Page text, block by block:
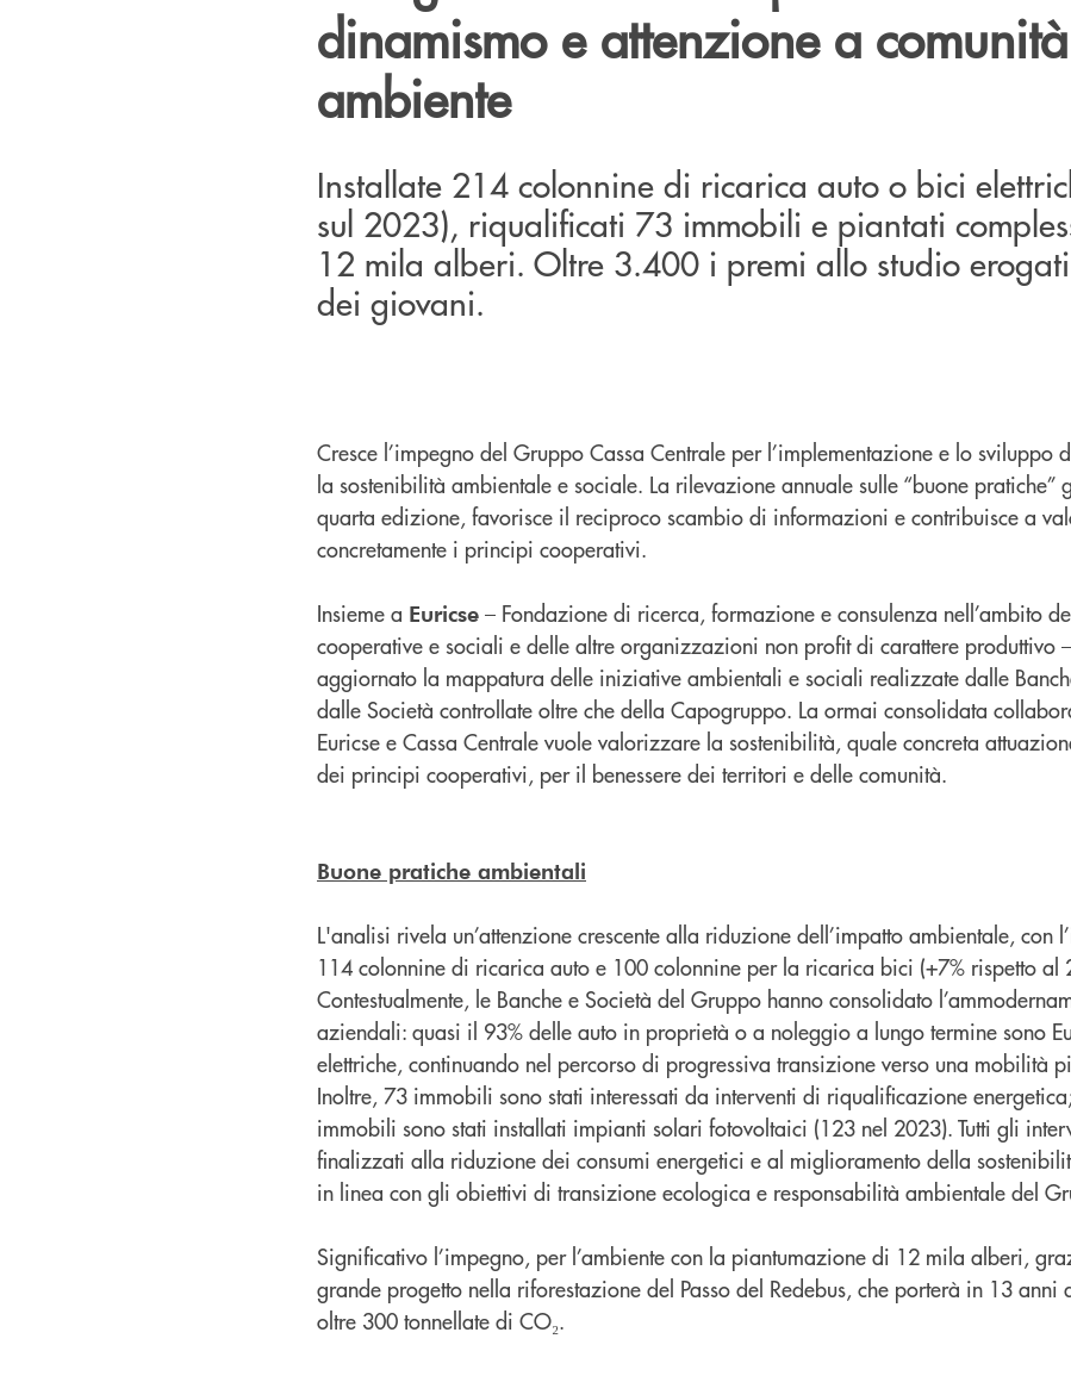
dinamismo e attenzione a
ambiente
Installate 214 colonnine di ricarica auto o bici
sul 2023), riqualificati 73 immobili e piantati
12 mila alberi. Oltre 3.400 i premi allo studio
dei giovani.
Cresce l’impegno del Gruppo Cassa Centrale per l’implementazione e lo sviluppo
la sostenibilità ambientale e sociale. La rilevazione annuale sulle “buone pratiche”
quarta edizione, favorisce il reciproco scambio di informazioni e contribuisce a
concretamente i principi cooperativi.
Insieme a Euricse – Fondazione di ricerca, formazione e consulenza nell’ambito
cooperative e sociali e delle altre organizzazioni non profit di carattere produttivo
aggiornato la mappatura delle iniziative ambientali e sociali realizzate dalle
dalle Società controllate oltre che della Capogruppo. La ormai consolidata
Euricse e Cassa Centrale vuole valorizzare la sostenibilità, quale concreta
dei principi cooperativi, per il benessere dei territori e delle comunità.
Buone pratiche ambientali
L'analisi rivela un’attenzione crescente alla riduzione dell’impatto ambientale, con
114 colonnine di ricarica auto e 100 colonnine per la ricarica bici (+7% rispetto al
Contestualmente, le Banche e Società del Gruppo hanno consolidato
aziendali: quasi il 93% delle auto in proprietà o a noleggio a lungo termine sono
elettriche, continuando nel percorso di progressiva transizione verso una mobilità
Inoltre, 73 immobili sono stati interessati da interventi di riqualificazione
immobili sono stati installati impianti solari fotovoltaici (123 nel 2023). Tutti gli
finalizzati alla riduzione dei consumi energetici e al miglioramento della
in linea con gli obiettivi di transizione ecologica e responsabilità ambientale del
Significativo l’impegno, per l’ambiente con la piantumazione di 12 mila alberi,
grande progetto nella riforestazione del Passo del Redebus, che porterà in 13 anni
oltre 300 tonnellate di CO₂.